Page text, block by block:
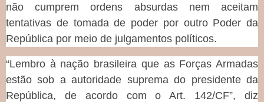
não cumprem ordens absurdas nem aceitam
tentativas de tomada de poder por outro Poder da
República por meio de julgamentos políticos.
“Lembro à nação brasileira que as Forças Armadas
estão sob a autoridade suprema do presidente da
República, de acordo com o Art. 142/CF”, diz